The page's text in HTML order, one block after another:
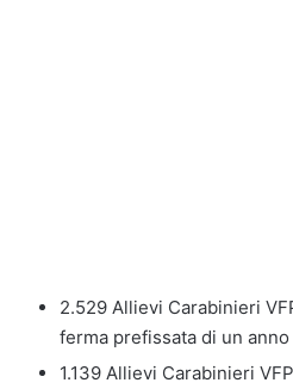
2.529 Allievi Carabinieri
ferma prefissata di un anno
1.139 Allievi Carabinieri